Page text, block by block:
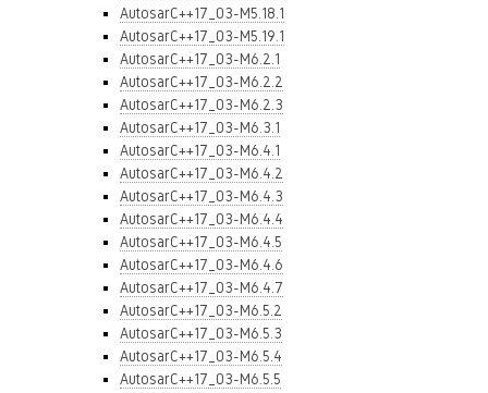
AutosarC++17_03-M5.18.1
AutosarC++17_03-M5.19.1
AutosarC++17_03-M6.2.1
AutosarC++17_03-M6.2.2
AutosarC++17_03-M6.2.3
AutosarC++17_03-M6.3.1
AutosarC++17_03-M6.4.1
AutosarC++17_03-M6.4.2
AutosarC++17_03-M6.4.3
AutosarC++17_03-M6.4.4
AutosarC++17_03-M6.4.5
AutosarC++17_03-M6.4.6
AutosarC++17_03-M6.4.7
AutosarC++17_03-M6.5.2
AutosarC++17_03-M6.5.3
AutosarC++17_03-M6.5.4
AutosarC++17_03-M6.5.5